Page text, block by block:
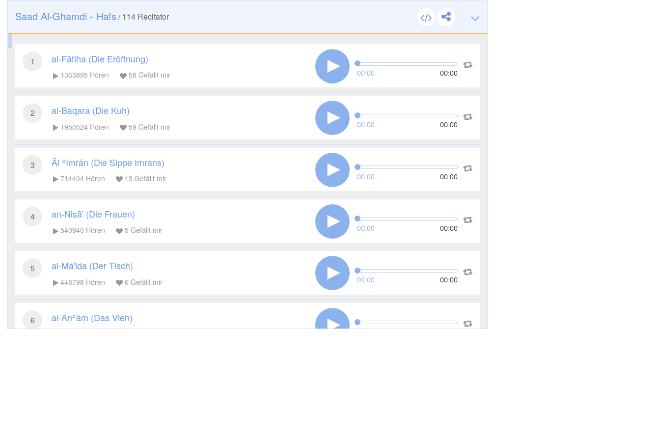
Saad Al-Ghamdi - Hafs /114 Recitator
1 al-Fātiha (Die Eröffnung)
1363895 Hören 58 Gefällt mir 00:00 00:00
2 al-Baqara (Die Kuh)
1950524 Hören 59 Gefällt mir 00:00 00:00
3 Āl ʿImrān (Die Sippe Imrans)
714404 Hören 13 Gefällt mir 00:00 00:00
4 an-Nisā' (Die Frauen)
540940 Hören 5 Gefällt mir 00:00 00:00
5 al-Mā'ida (Der Tisch)
448798 Hören 6 Gefällt mir 00:00 00:00
6 al-Anʿām (Das Vieh)
00:00 00:00